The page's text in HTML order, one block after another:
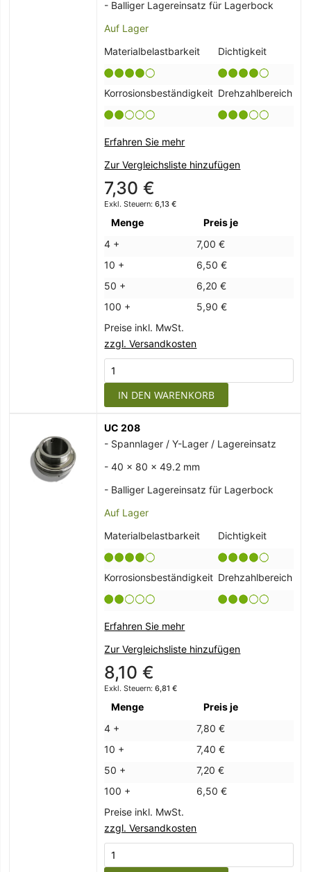
- Balliger Lagereinsatz für Lagerbock
Auf Lager
Materialbelastbarkeit
Dichtigkeit
Korrosionsbeständigkeit Drehzahlbereich
Erfahren Sie mehr
Zur Vergleichsliste hinzufügen
7,30 €
6,13 €
Menge
Preis je
4 +
7,00 €
10 +
6,50 €
50 +
6,20 €
100 +
5,90 €
Preise inkl. MwSt.
zzgl. Versandkosten
IN DEN WARENKORB
UC 208
- Spannlager / Y-Lager / Lagereinsatz
- 40 x 80 x 49.2 mm
- Balliger Lagereinsatz für Lagerbock
Auf Lager
Materialbelastbarkeit
Dichtigkeit
Korrosionsbeständigkeit Drehzahlbereich
Erfahren Sie mehr
Zur Vergleichsliste hinzufügen
8,10 €
6,81 €
Menge
Preis je
4 +
7,80 €
10 +
7,40 €
50 +
7,20 €
100 +
6,50 €
Preise inkl. MwSt.
zzgl. Versandkosten